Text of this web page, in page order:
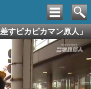
すピカピカマン原人」